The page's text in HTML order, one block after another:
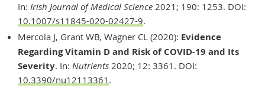
In: Irish Journal of Medical Science 2021; 190: 1253. DOI:
10.1007/s11845-020-02427-9.
Mercola J, Grant WB, Wagner CL (2020): Evidence
Regarding Vitamin D and Risk of COVID-19 and Its
Severity. In: Nutrients 2020; 12: 3361. DOI:
10.3390/nu12113361 .